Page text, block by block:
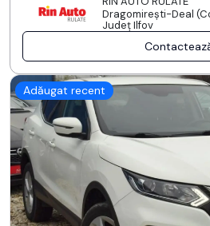
Dragomireşti-Deal
Județ Ilfov
Adăugat recent